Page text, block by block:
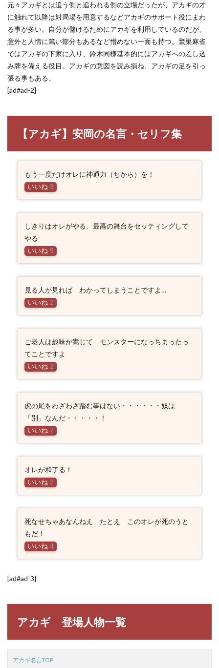
元々アカギとは追う側と追われる側の立場だったが、アカギの才
に触れて以降は対局場を用意するなどアカギのサポート役にまわ
る事が多い。自分が儲けるためにアカギを利用しているのだが、
意外と人情に篤い部分もあるなど憎めない一面も持つ。鷲巣麻雀
ではアカギの下家に入り、鈴木同様基本的にはアカギへの差し込
み牌を備える役目。アカギの意図を読み損ね、アカギの足を引っ
張る事もある。
[ad#ad-2]
【アカギ】安岡の名言・セリフ集
もう一度だけオレに神通力（ちから）を！
いいね 3
しきりはオレがやる、最高の舞台をセッティングして
やる
いいね 9
見る人が見れば わかってしまうことですよ…
いいね 2
ご老人は趣味が嵩じて モンスターになっちまったっ
てことですよ
いいね 2
虎の尾をわざわざ踏む事はない・・・・・・奴は
「別」なんだ・・・・・！
いいね 7
オレが和了る！
いいね 2
死なせちゃあなんねえ たとえ このオレが死のうと
もだ！
いいね 4
[ad#ad-3]
アカギ 登場人物一覧
アカギ名言TOP